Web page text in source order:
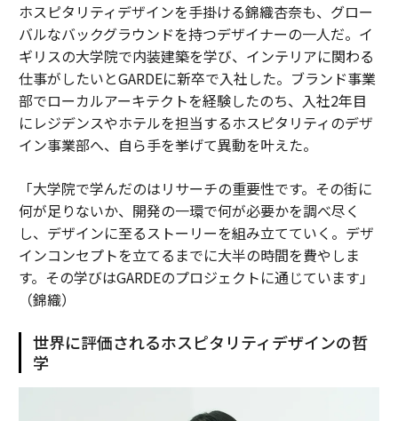
ホスピタリティデザインを手掛ける錦織杏奈も、グロー
バルなバックグラウンドを持つデザイナーの一人だ。イ
ギリスの大学院で内装建築を学び、インテリアに関わる
仕事がしたいとGARDEに新卒で入社した。ブランド事業
部でローカルアーキテクトを経験したのち、入社2年目
にレジデンスやホテルを担当するホスピタリティのデザ
イン事業部へ、自ら手を挙げて異動を叶えた。
「大学院で学んだのはリサーチの重要性です。その街に
何が足りないか、開発の一環で何が必要かを調べ尽く
し、デザインに至るストーリーを組み立てていく。デザ
インコンセプトを立てるまでに大半の時間を費やしま
す。その学びはGARDEのプロジェクトに通じています」
（錦織）
世界に評価されるホスピタリティデザインの哲
学